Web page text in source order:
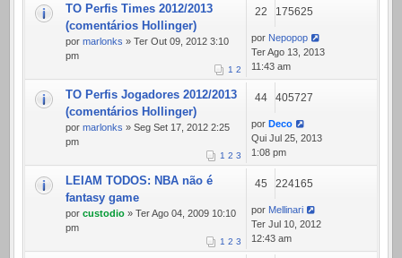
TO Perfis Times 2012/2013
(comentários Hollinger)
por marlonks » Ter Out 09, 2012 3:10
pm
1 2
22 175625
por Nepopop
Ter Ago 13, 2013
11:43 am
TO Perfis Jogadores 2012/2013
(comentários Hollinger)
por marlonks » Seg Set 17, 2012 2:25
pm
1 2 3
44 405727
por Deco
Qui Jul 25, 2013
1:08 pm
LEIAM TODOS: NBA não é
fantasy game
por custodio » Ter Ago 04, 2009 10:10
pm
1 2 3
45 224165
por Mellinari
Ter Jul 10, 2012
12:43 am